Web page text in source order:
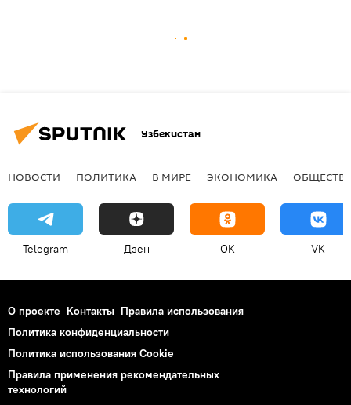
Узбекистан
НОВОСТИ ПОЛИТИКА В МИРЕ ЭКОНОМИКА
Telegram Дзен OK VK
О проекте Контакты Правила использования
Политика конфиденциальности
Политика использования Cookie
Правила применения рекомендательных
технологий